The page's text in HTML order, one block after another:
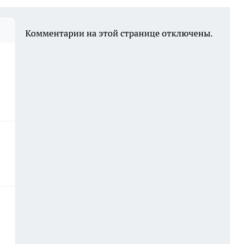
Комментарии на этой странице отключены.